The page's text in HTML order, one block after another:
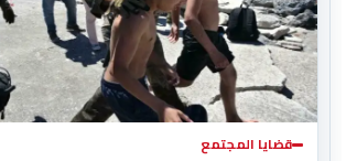
قضايا المجتمع